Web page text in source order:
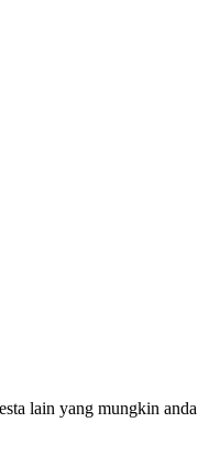
lain yang mungkin anda